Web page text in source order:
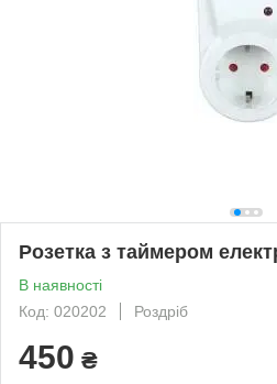
Розетка з таймером
В наявності
Код: 020202
Роздріб
450 ₴